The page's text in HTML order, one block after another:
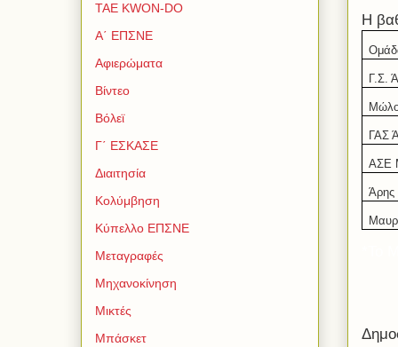
Η
Γ.Σ.
ΓΑΣ
ΑΣΕ
Άρης
TAE KWON-DO
Α΄ ΕΠΣΝΕ
Αφιερώματα
Βίντεο
Βόλεϊ
Γ΄ ΕΣΚΑΣΕ
Διαιτησία
Κολύμβηση
Κύπελλο ΕΠΣΝΕ
Μεταγραφές
Μηχανοκίνηση
Μικτές
Μπάσκετ